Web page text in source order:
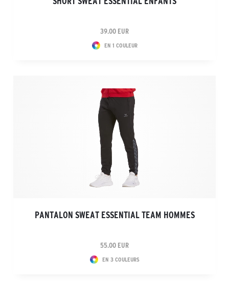
39.00 EUR
EN 1 COULEUR
PANTALON SWEAT ESSENTIAL TEAM HOMMES
55.00 EUR
EN 3 COULEURS